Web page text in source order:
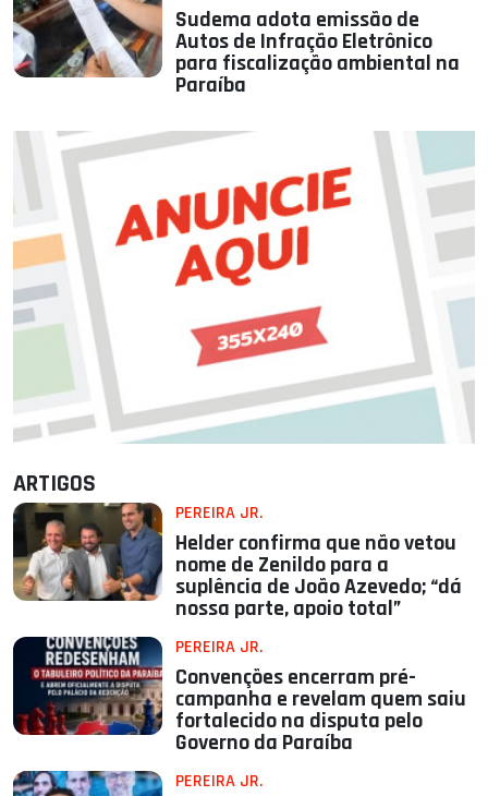
Sudema adota emissão de
Autos de Infração Eletrônico
para fiscalização ambiental na
Paraíba
ARTIGOS
PEREIRA JR.
Helder confirma que não vetou
nome de Zenildo para a
suplência de João Azevedo; “dá
nossa parte, apoio total”
PEREIRA JR.
Convenções encerram pré-
campanha e revelam quem saiu
fortalecido na disputa pelo
Governo da Paraíba
PEREIRA JR.